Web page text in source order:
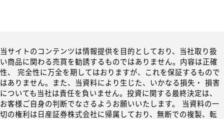
当サイトのコンテンツは情報提供を目的としており、当社取り扱
い商品に関わる売買を勧誘するものではありません。内容は正確
性、 完全性に万全を期してはおりますが、これを保証するもので
はありません。また、当資料により生じた、いかなる損失・ 損害
についても当社は責任を負いません。投資に関する最終決定は、
お客様ご自身の判断でなさるようお願いいたします。 当資料の一
切の権利は日産証券株式会社に帰属しており、無断での複製、転